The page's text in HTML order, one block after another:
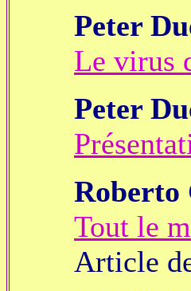
Peter
Le virus
Peter
Roberto
Tout le
Article